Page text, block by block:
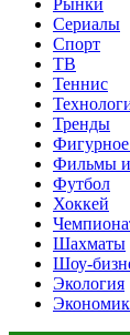
Сериалы
Спорт
ТВ
Теннис
Тренды
Фигурное
Фильмы
Футбол
Хоккей
Шахматы
Шоу-
Экология